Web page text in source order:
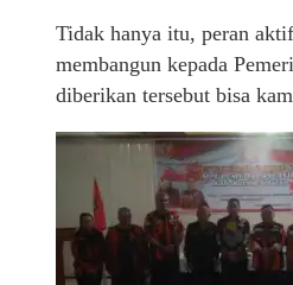
Tidak hanya itu, peran
membangun kepada
diberikan tersebut bisa